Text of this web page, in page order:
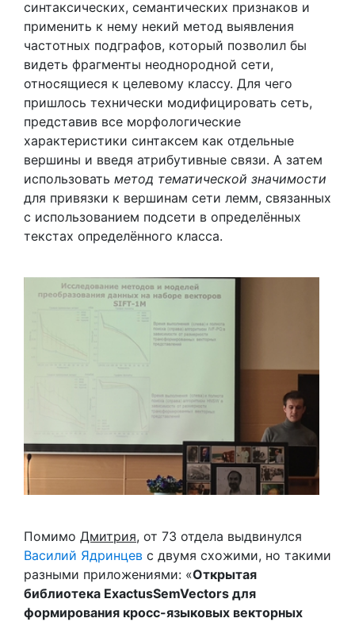
синтаксических, семантических признаков и
применить к нему некий метод выявления
частотных подграфов, который позволил бы
видеть фрагменты неоднородной сети,
относящиеся к целевому классу. Для чего
пришлось технически модифицировать сеть,
представив все морфологические
характеристики синтаксем как отдельные
вершины и введя атрибутивные связи. А затем
использовать метод тематической значимости
для привязки к вершинам сети лемм, связанных
с использованием подсети в определённых
текстах определённого класса.
Помимо Дмитрия, от 73 отдела выдвинулся
Василий Ядринцев с двумя схожими, но такими
разными приложениями: «Открытая
библиотека ExactusSemVectors для
формирования кросс-языковых векторных